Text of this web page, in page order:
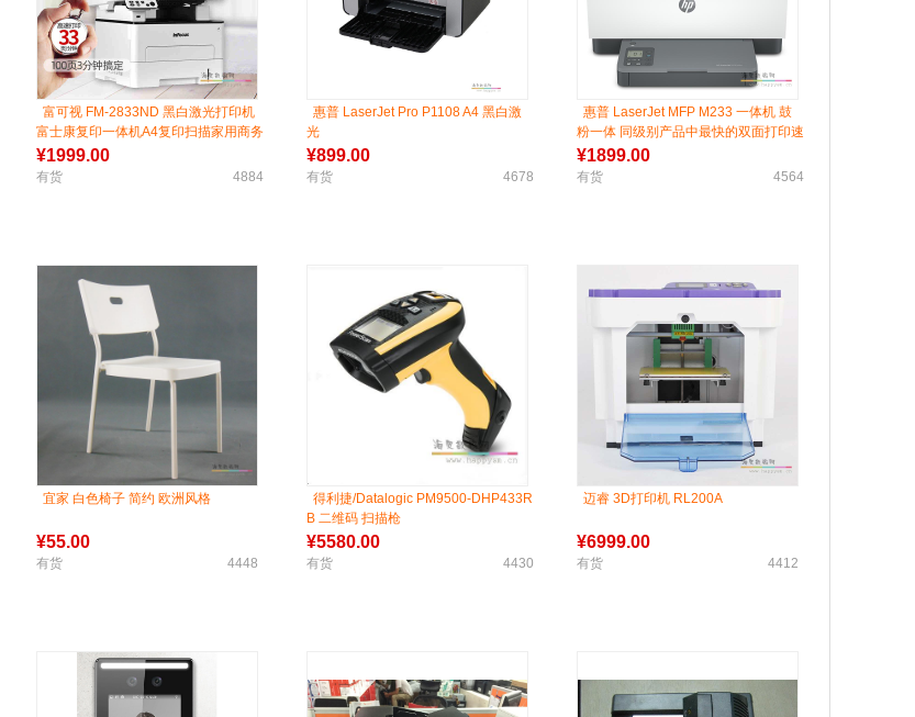
富可视 FM-2833ND 黑白激光打印机
富士康复印一体机A4复印扫描家用商务
小型办公多功能三合一防卡纸耐用
¥1999.00
有货 4884
惠普 LaserJet Pro P1108 A4 黑白激
光
¥899.00
有货 4678
惠普 LaserJet MFP M233 一体机 鼓
粉一体 同级别产品中最快的双面打印速
度
¥1899.00
有货 4564
宜家 白色椅子 简约 欧洲风格
¥55.00
有货 4448
得利捷/Datalogic PM9500-DHP433R
B 二维码 扫描枪
¥5580.00
有货 4430
迈睿 3D打印机 RL200A
¥6999.00
有货 4412